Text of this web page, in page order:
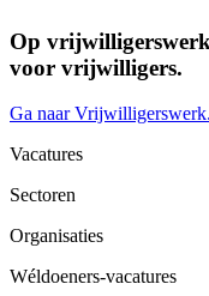
Op
voor vrijwilligers.
Ga naar
Vacatures
Sectoren
Organisaties
Wéldoeners-vacatures